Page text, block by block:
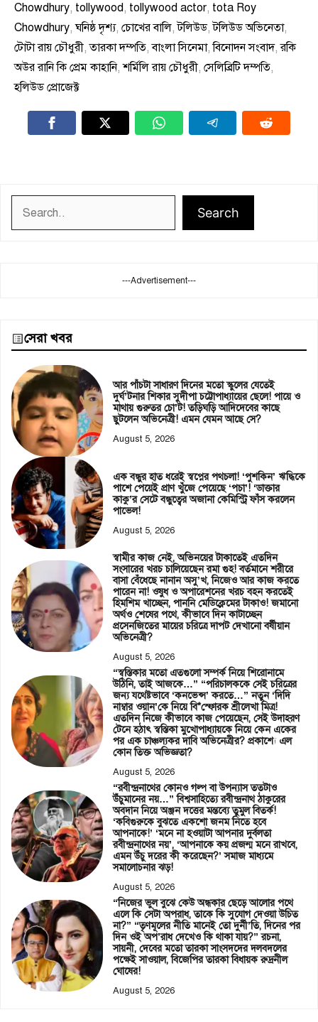
Chowdhury, tollywood, tollywood actor, tota Roy
Chowdhury,ঘনিষ্ঠ দৃশ্য, চোখের বালি,টলিউড,টলিউড অভিনেতা,
টোটা রায় চৌধুরী,তারকা দম্পতি,বাংলা সিনেমা,বিনোদন সংবাদ,রকি
অউর রানি কি প্রেম কাহানি,শর্মিলি রায় চৌধুরী, সেলিব্রিটি দম্পতি,
হলিউড প্রোজেক্ট
Search
---Advertisement---
সেরা খবর
আর পাঁচটা সাধারণ দিনের মতো স্কুলের যেতেই
দুর্ঘ’টনার শিকার সুদীপা চট্টোপাধ্যায়ের ছেলে! পায়ে ও
মাথায় গুরুতর চো’ট! তড়িঘড়ি আদিদেবের কাছে
ছুটলেন অভিনেত্রী! এমন যেমন আছে সে?
August 5, 2026
এক বন্ধুর হাত ধরেই স্বপ্নের পথচলা! ‘পুশকিন’ ঋদ্ধিকে
পাশে পেয়েই প্রাণ খুঁজে পেয়েছে ‘পচা’! ‘ডাক্তার
কাকু’র সেটে বন্ধুত্বের অজানা কেমিস্ট্রি ফাঁস করলেন
পাভেল!
August 5, 2026
স্বামীর কাজ নেই, অভিনয়ের টাকাতেই এতদিন
সংসারের খরচ চালিয়েছেন রমা গুহ! বর্তমানে শরীরে
বাসা বেঁধেছে নানান অসু’খ, নিজেও আর কাজ করতে
পারেন না! ওষুধ ও অপারেশনের খরচ বহন করতেই
হিমশিম খাচ্ছেন, পাননি মেডিক্লেমের টাকাও! জমানো
অর্থও শেষের পথে, কীভাবে দিন কাটাচ্ছেন
প্রসেনজিতের মায়ের চরিত্রে দাপট দেখানো বর্ষীয়ান
অভিনেত্রী?
August 5, 2026
“স্বস্তিকার মতো এতগুলো সম্পর্ক নিয়ে শিরোনামে
উঠিনি, তাই আজকে…” “পরিচালককে সেই চরিত্রের
জন্য যথেষ্টভাবে ‘কনভেন্স’ করতে…” নতুন ‘দিদি
নাম্বার ওয়ান’কে নিয়ে বি*স্ফোরক শ্রীলেখা মিত্র!
এতদিন নিজে কীভাবে কাজ পেয়েছেন, সেই উদাহরণ
টেনে হঠাৎ স্বস্তিকা মুখোপাধ্যায়কে নিয়ে কেন একের
পর এক চাঞ্চল্যকর দাবি অভিনেত্রীর? প্রকাশ্যে এল
কোন তিক্ত অভিজ্ঞতা?
August 5, 2026
“রবীন্দ্রনাথের কোনও গল্প বা উপন্যাস ততটাও
উঁচুমানের নয়…” বিশ্বসাহিত্যে রবীন্দ্রনাথ ঠাকুরের
অবদান নিয়ে অঞ্জন দত্তের মন্তব্যে তুমুল বিতর্ক!
‘কবিগুরুকে বুঝতে একশো জনম নিতে হবে
আপনাকে!’ ‘মনে না হওয়াটা আপনার দুর্বলতা
রবীন্দ্রনাথের নয়’, ‘আপনাকে কয় প্রজন্ম মনে রাখবে,
এমন উঁচু দরের কী করেছেন?’ সমাজ মাধ্যমে
সমালোচনার ঝড়!
August 5, 2026
“নিজের ভুল বুঝে কেউ অন্ধকার ছেড়ে আলোর পথে
এলে কি সেটা অপরাধ, তাকে কি সুযোগ দেওয়া উচিত
না?” “তৃণমূলের নীতি মানেই তো দুর্নী’তি, দিনের পর
দিন ওই অপ’রাধ দেখেও কি থাকা যায়?” রচনা,
সায়নী, দেবের মতো তারকা সাংসদদের দলবদলের
পক্ষেই সাওয়াল, বিজেপির তারকা বিধায়ক রুদ্রনীল
ঘোষের!
August 5, 2026